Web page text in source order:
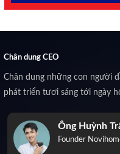
Chân dung CEO
Chân dung những con người
phát triển tươi sáng tới ngày
Ông Huỳnh
Founder